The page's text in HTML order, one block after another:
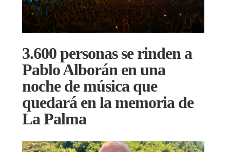
3.600 personas se rinden a
Pablo Alborán en una
noche de música que
quedará en la memoria de
La Palma